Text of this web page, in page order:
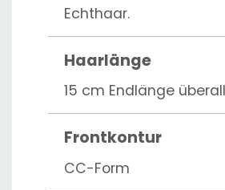
Echthaar.
Haarlänge
15 cm Endlänge überall
Frontkontur
CC-Form